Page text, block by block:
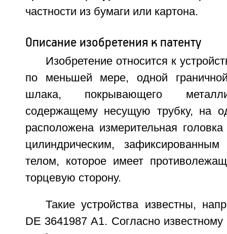
частности из бумаги или картона.
Описание изобретения к патенту
Изобретение относится к
по меньшей мере, одной
шлака, покрывающего
содержащему несущую трубку, на
расположена измерительная
цилиндрическим,
телом, которое имеет
торцевую сторону.
Такие устройства известны,
DE 3641987 A1. Согласно